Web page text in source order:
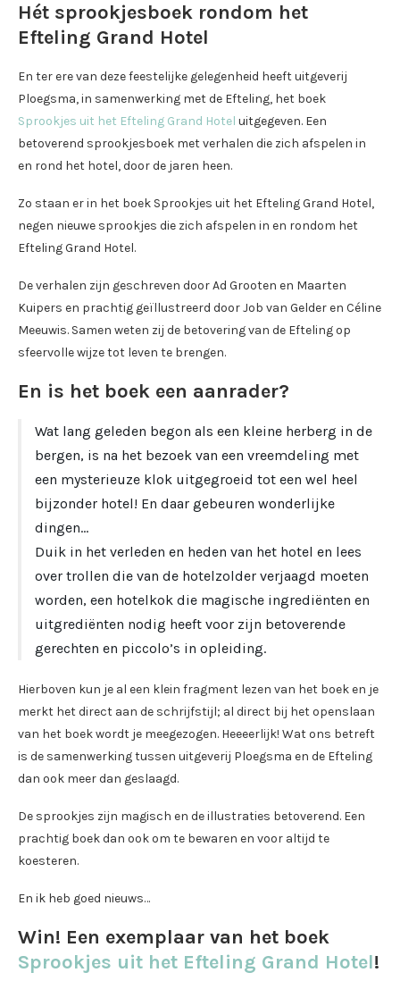
Hét sprookjesboek rondom het
Efteling Grand Hotel
En ter ere van deze feestelijke gelegenheid heeft uitgeverij
Ploegsma, in samenwerking met de Efteling, het boek
Sprookjes uit het Efteling Grand Hotel uitgegeven. Een
betoverend sprookjesboek met verhalen die zich afspelen in
en rond het hotel, door de jaren heen.
Zo staan er in het boek Sprookjes uit het Efteling Grand Hotel,
negen nieuwe sprookjes die zich afspelen in en rondom het
Efteling Grand Hotel.
De verhalen zijn geschreven door Ad Grooten en Maarten
Kuipers en prachtig geïllustreerd door Job van Gelder en Céline
Meeuwis. Samen weten zij de betovering van de Efteling op
sfeervolle wijze tot leven te brengen.
En is het boek een aanrader?
Wat lang geleden begon als een kleine herberg in de
bergen, is na het bezoek van een vreemdeling met
een mysterieuze klok uitgegroeid tot een wel heel
bijzonder hotel! En daar gebeuren wonderlijke
dingen…
Duik in het verleden en heden van het hotel en lees
over trollen die van de hotelzolder verjaagd moeten
worden, een hotelkok die magische ingrediënten en
uitgrediënten nodig heeft voor zijn betoverende
gerechten en piccolo’s in opleiding.
Hierboven kun je al een klein fragment lezen van het boek en je
merkt het direct aan de schrijfstijl; al direct bij het openslaan
van het boek wordt je meegezogen. Heeeerlijk! Wat ons betreft
is de samenwerking tussen uitgeverij Ploegsma en de Efteling
dan ook meer dan geslaagd.
De sprookjes zijn magisch en de illustraties betoverend. Een
prachtig boek dan ook om te bewaren en voor altijd te
koesteren.
En ik heb goed nieuws…
Win! Een exemplaar van het boek
Sprookjes uit het Efteling Grand Hotel!